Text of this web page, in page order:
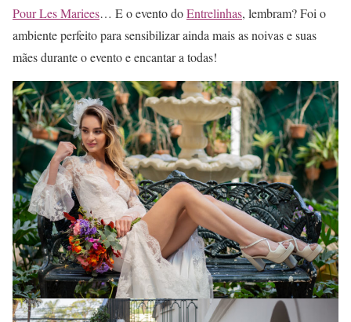
Pour Les Mariees… E o evento doEntrelinhas, lembram? Foi o
ambiente perfeito para sensibilizar ainda mais as noivas e suas
mães durante o evento e encantar a todas!